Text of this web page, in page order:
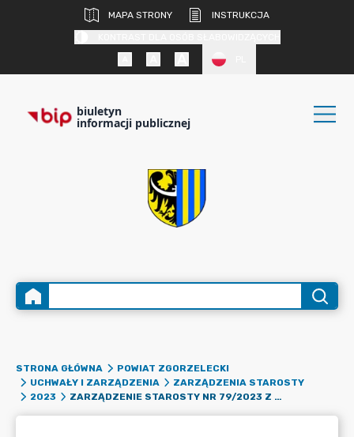
MAPA STRONY
INSTRUKCJA
biuletyn
informacji publicznej
STRONA GŁÓWNA
POWIAT ZGORZELECKI
UCHWAŁY I ZARZĄDZENIA
ZARZĄDZENIA STAROSTY
2023
ZARZĄDZENIE STAROSTY NR 79/2023 Z DNIA 30 PAŹDZIERNIKA 2023 R. W SPRAWIE ZMIAN DO ZARZĄDZENIE NR 49/2023 STAROSTY ZGORZELECKIEGO Z DNIA 14 LIPCA 2023 R. W SPRAWIE WPROWADZENIA "REGULAMINU NABORU NA WOLNE STANOWISKA URZĘDNICZE ORAZ WOLNE STANOWISKA URZĘDNICZE KIEROWNICZE W STAROSTWIE POWIATOWYM W ZGORZELCU".